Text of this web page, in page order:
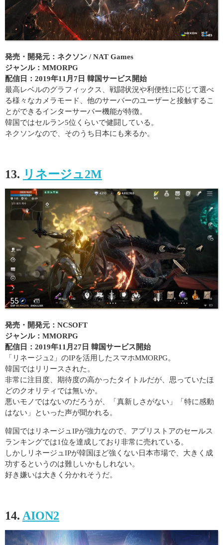
発売・開発元：ネクソン / NAT Games
ジャンル：MMORPG
配信日：2019年11月7日 韓国サービス開始
最高レベルのグラフィックス、戦闘状況や利便性に応じて選べ
る様々なカメラモード、他のサーバーのユーザーと接触するこ
とができるインターサーバー機能が特徴。
韓国ではセルラン5位くらいで健闘している。
ネクソンなので、そのうち日本にも来るか。
13. リネージュ2M
発売・開発元：NCSOFT
ジャンル：MMORPG
配信日：2019年11月27日 韓国サービス開始
「リネージュ2」のIPを活用したスマホMMORPG。
韓国ではリリースされた。
非常に注目度、期待度の高かったタイトルだが、思っていたほ
どのクオリティでは無いか。
悪いモノではないのだろうが、「真新しさがない」「特に感動
はない」といった声が聞かれる。
韓国ではリネージュIPが強力なので、アプリストアのセールス
ランキングでは1位を達成しており非常に売れている。
しかしリネージュIPが韓国ほど強くない日本市場で、大きく成
功するというのは難しいかもしれない。
好き嫌いは大きく分かれそうだ。
14. AION2